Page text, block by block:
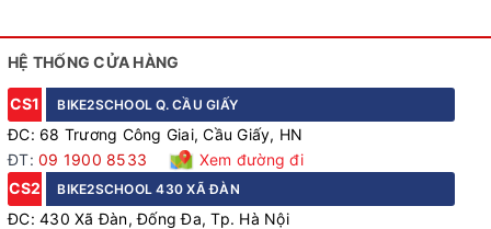
HỆ THỐNG CỬA HÀNG
CS1 BIKE2SCHOOL Q. CẦU GIẤY
ĐC: 68 Trương Công Giai, Cầu Giấy, HN
ĐT: 09 1900 8533
Xem đường đi
CS2
BIKE2SCHOOL 430 XÃ ĐÀN
ĐC: 430 Xã Đàn, Đống Đa, Tp. Hà Nội